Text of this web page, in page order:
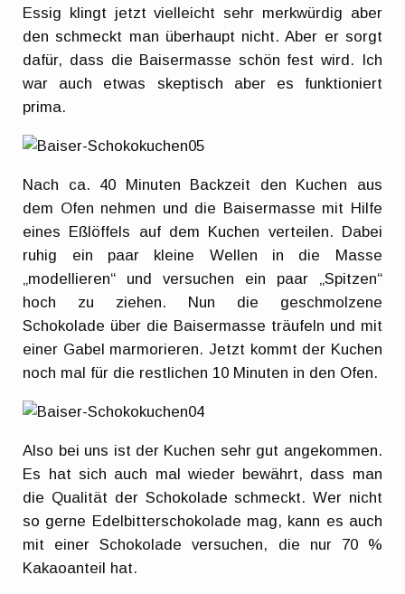
Essig klingt jetzt vielleicht sehr merkwürdig aber
den schmeckt man überhaupt nicht. Aber er sorgt
dafür, dass die Baisermasse schön fest wird. Ich
war auch etwas skeptisch aber es funktioniert
prima.
Nach ca. 40 Minuten Backzeit den Kuchen aus
dem Ofen nehmen und die Baisermasse mit Hilfe
eines Eßlöffels auf dem Kuchen verteilen. Dabei
ruhig ein paar kleine Wellen in die Masse
„modellieren“ und versuchen ein paar „Spitzen“
hoch zu ziehen. Nun die geschmolzene
Schokolade über die Baisermasse träufeln und mit
einer Gabel marmorieren. Jetzt kommt der Kuchen
noch mal für die restlichen 10 Minuten in den Ofen.
Also bei uns ist der Kuchen sehr gut angekommen.
Es hat sich auch mal wieder bewährt, dass man
die Qualität der Schokolade schmeckt. Wer nicht
so gerne Edelbitterschokolade mag, kann es auch
mit einer Schokolade versuchen, die nur 70 %
Kakaoanteil hat.